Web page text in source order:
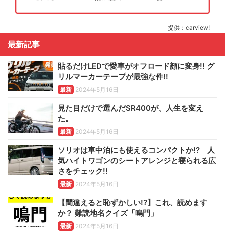
提供：carview!
最新記事
貼るだけLEDで愛車がオフロード顔に変身!! グ
リルマーカーテープが最強な件!!
最新 2024年5月16日
見た目だけで選んだSR400が、人生を変え
た。
最新 2024年5月16日
ソリオは車中泊にも使えるコンパクトか!? 人
気ハイトワゴンのシートアレンジと寝られる広
さをチェック!!
最新 2024年5月16日
【間違えると恥ずかしい!?】これ、読めます
か？ 難読地名クイズ「鳴門」
最新 2024年5月16日